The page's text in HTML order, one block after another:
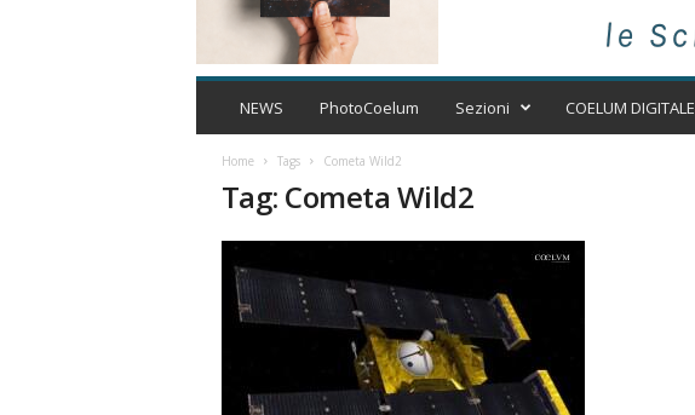
C
m
r
o
n
o
NEWS PhotoCoelum Sezioni COELUM DIGITALE
Home Tags Cometa Wild2
Tag: Cometa Wild2